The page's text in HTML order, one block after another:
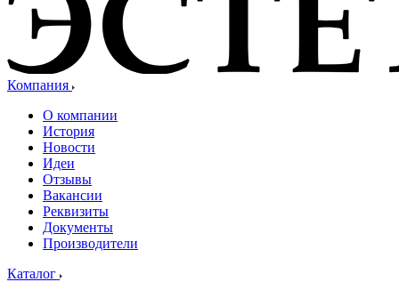
Компания
О компании
История
Новости
Идеи
Отзывы
Вакансии
Реквизиты
Документы
Производители
Каталог